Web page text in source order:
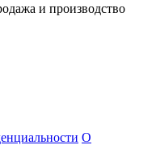
и производство
О